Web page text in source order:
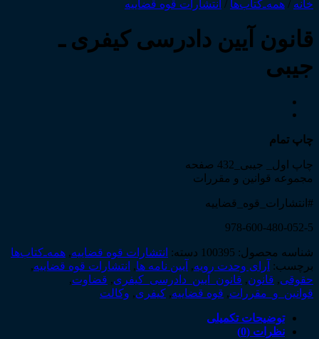
خانه / همه‌ـ‌کتاب‌ها / انتشارات قوه قضاییه
قانون آیین دادرسی کیفری ـ
جیبی
چاپ تمام
چاپ اول_ جیبی_432 صفحه
مجموعه قوانین و مقررات
#انتشارات_قوه_قضاییه
978-600-480-052-5
شناسه محصول: 100395 دسته: انتشارات قوه قضاییه, همه‌ـ‌کتاب‌ها
برچسب: آرای وحدت رویه, آیین نامه ها, انتشارات قوه قضاییه,
حقوقی, قانون, قانون_آیین_دادرسی_کیفری, قضاوت,
قوانین_و_مقررات, قوه قضاییه, کیفری, وکالت
توضیحات تکمیلی
نظرات (0)